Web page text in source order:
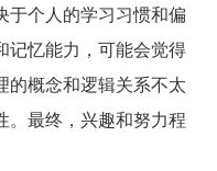
于个人的学习习惯和偏
记忆能力，可能会觉得
的概念和逻辑关系不太
。最终，兴趣和努力程